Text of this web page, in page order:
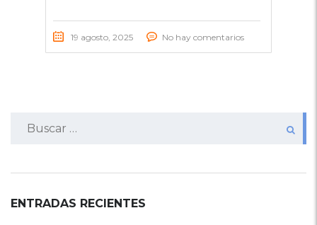
19 agosto, 2025 No hay comentarios
ENTRADAS RECIENTES